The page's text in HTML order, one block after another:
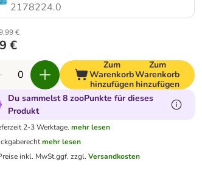
2178224.0
€
€
Zum
Warenkorb
hinzufügen
Zum
Warenkorb
hinzufügen
Du sammelst 8 zooPunkte für dieses
Produkt
2-3 Werktage. mehr lesen
mehr lesen
inkl. MwSt.ggf. zzgl.Versandkosten